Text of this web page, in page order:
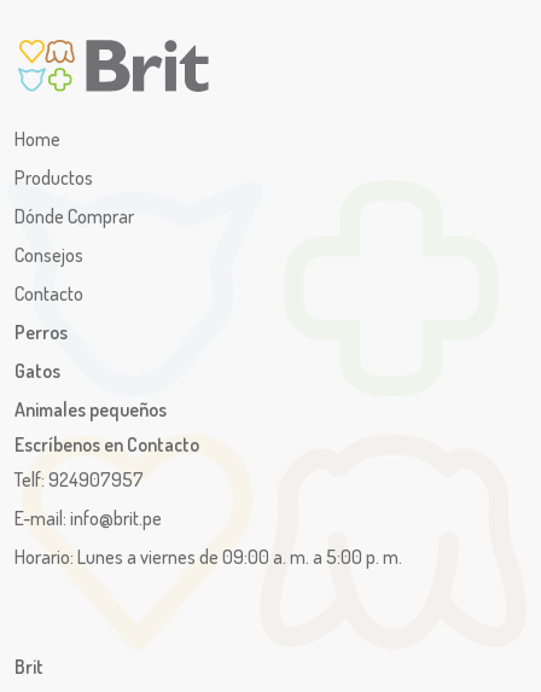
Home
Productos
Dónde Comprar
Consejos
Contacto
Perros
Gatos
Animales pequeños
Escríbenos en Contacto
Telf: 924907957
E-mail: info@brit.pe
Horario: Lunes a viernes de 09:00 a. m. a 5:00 p. m.
Brit